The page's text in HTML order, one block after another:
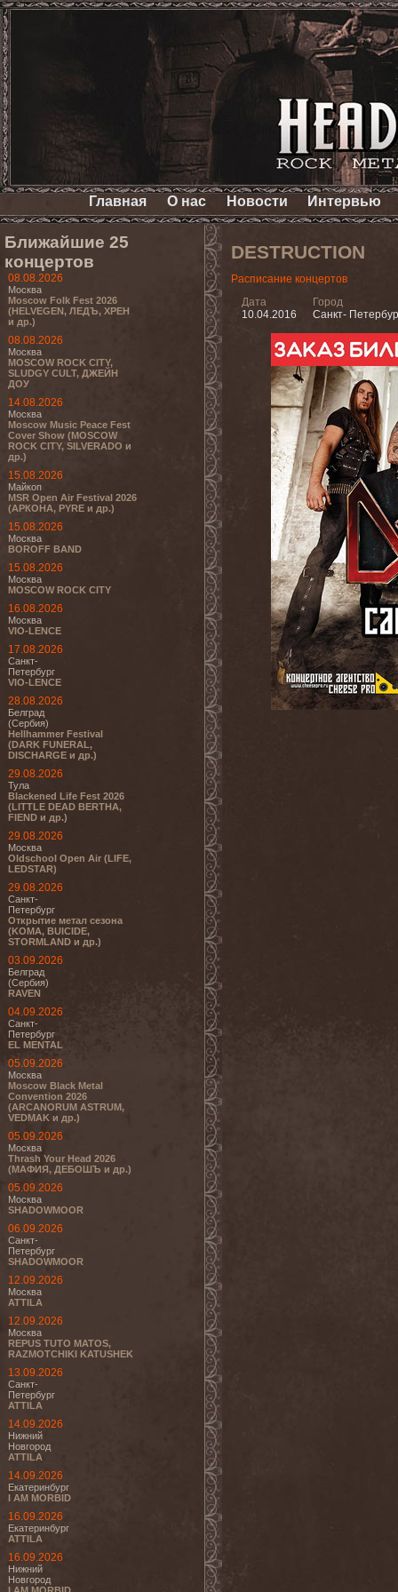
Главная О нас Новости Интервью
Ближайшие 25
концертов
08.08.2026
Москва
Moscow Folk Fest 2026
(HELVEGEN, ЛЕДЪ, ХРЕН
и др.)
08.08.2026
Москва
MOSCOW ROCK CITY,
SLUDGY CULT, ДЖЕЙН
ДОУ
14.08.2026
Москва
Moscow Music Peace Fest
Cover Show (MOSCOW
ROCK CITY, SILVERADO и
др.)
15.08.2026
Майкоп
MSR Open Air Festival 2026
(АРКОНА, PYRE и др.)
15.08.2026
Москва
BOROFF BAND
15.08.2026
Москва
MOSCOW ROCK CITY
16.08.2026
Москва
VIO-LENCE
17.08.2026
Санкт-
Петербург
VIO-LENCE
28.08.2026
Белград
(Сербия)
Hellhammer Festival
(DARK FUNERAL,
DISCHARGE и др.)
29.08.2026
Тула
Blackened Life Fest 2026
(LITTLE DEAD BERTHA,
FIEND и др.)
29.08.2026
Москва
Oldschool Open Air (LIFE,
LEDSTAR)
29.08.2026
Санкт-
Петербург
Открытие метал сезона
(KOMA, BUICIDE,
STORMLAND и др.)
03.09.2026
Белград
(Сербия)
RAVEN
04.09.2026
Санкт-
Петербург
EL MENTAL
05.09.2026
Москва
Moscow Black Metal
Convention 2026
(ARCANORUM ASTRUM,
VEDMAK и др.)
05.09.2026
Москва
Thrash Your Head 2026
(МАФИЯ, ДЕБОШЪ и др.)
05.09.2026
Москва
SHADOWMOOR
06.09.2026
Санкт-
Петербург
SHADOWMOOR
12.09.2026
Москва
ATTILA
12.09.2026
Москва
REPUS TUTO MATOS,
RAZMOTCHIKI KATUSHEK
13.09.2026
Санкт-
Петербург
ATTILA
14.09.2026
Нижний
Новгород
ATTILA
14.09.2026
Екатеринбург
I AM MORBID
16.09.2026
Екатеринбург
ATTILA
16.09.2026
Нижний
Новгород
DESTRUCTION
Расписание концертов
Дата
10.04.2016
Город
Санкт-